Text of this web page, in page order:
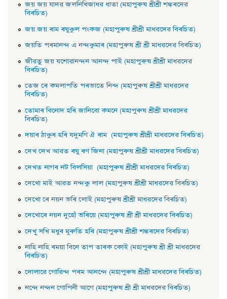
জয় জয় যাদৱ জলনিধিজাধৱ ধাতা (মহাপুৰুষ শ্ৰীশ্ৰী শঙ্কৰদেৱ
বিৰচিত)
জয় জয় ৰাম ৰঘুকুল পংকজ (মহাপুৰুষ শ্ৰীশ্ৰী মাধৱদেৱ বিৰচিত)
জয়তি পৰমানন্দ এ নন্দকুমাৰ (মহাপুৰুষ শ্ৰী শ্ৰী মাধৱদেৱ বিৰচিত)
জীৱতু জয় যশােৱানন্দন আনন্দ পাই (মহাপুৰুষ শ্ৰীশ্ৰী মাধৱদেৱ
বিৰচিত)
তেজ ৰে কমলাপতি পৰভাতে নিন্দ (মহাপুৰুষ শ্ৰীশ্ৰী মাধৱদেৱ
বিৰচিত)
তােমাৰ বিনােদ হৰি জানিবো কমনে (মহাপুৰুষ শ্ৰীশ্ৰী মাধৱদেৱ
বিৰচিত)
দয়াৰ ঠাকুৰ হৰি যদুমণি ঐ ৰাম (মহাপুৰুষ শ্ৰীশ্ৰী মাধৱদেৱ বিৰচিত)
দেখ দেখ আৱত ৰঘু ৰণ জিনা (মহাপুৰুষ শ্ৰীশ্ৰী মাধৱদেৱ বিৰচিত)
দেখত নাগৰ নট বিলসিয়া (মহাপুৰুষ শ্ৰীশ্ৰী মাধৱদেৱ বিৰচিত)
দেখাে মাই আৱত নন্দকু লাল (মহাপুৰুষ শ্ৰীশ্ৰী মাধৱদেৱ বিৰচিত)
দেখাে ৰে নয়ন ভৰি লােই (মহাপুৰুষ শ্ৰীশ্ৰী মাধৱদেৱ বিৰচিত)
দেখােৰে নয়ন দুহোঁ ভৰিয়ে (মহাপুৰুষ শ্ৰী শ্ৰী মাধৱদেৱ বিৰচিত)
দেখু সখি মধুৰ মূৰুতি হৰি (মহাপুৰুষ শ্ৰীশ্ৰী শঙ্কৰদেৱ বিৰচিত)
নাহি নাহি ৰময়া বিনে তাপ তাৰক কোই (মহাপুৰুষ শ্ৰী শ্ৰী মাধৱদেৱ
বিৰচিত)
দোলাৱে গােৱিন্দ পৰম আনন্দে (মহাপুৰুষ শ্ৰীশ্ৰী মাধৱদেৱ বিৰচিত)
নন্দে নন্দন গােপিনী আগে (মহাপুৰুষ শ্ৰী শ্ৰী মাধৱদেৱ বিৰচিত)